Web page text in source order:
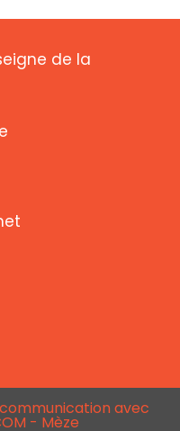
de la
avec
- Mèze